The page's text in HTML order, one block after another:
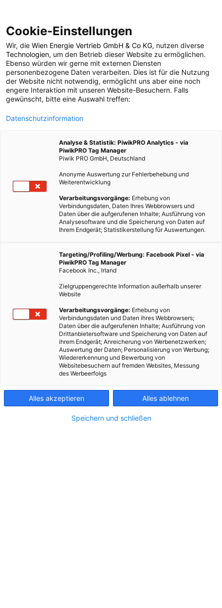
POSTS BY TAG
U3 Ottakring
1 BEITRAG
Cookie-Einstellungen
Wir, die Wien Energie Vertrieb GmbH & Co KG, nutzen diverse
Technologien, um den Betrieb dieser Website zu ermöglichen.
Ebenso würden wir gerne mit externen Diensten
personenbezogene Daten verarbeiten. Dies ist für die Nutzung
der Website nicht notwendig, ermöglicht uns aber eine noch
engere Interaktion mit unseren Website-Besuchern. Falls
gewünscht, bitte eine Auswahl treffen:
Datenschutzinformation
Analyse & Statistik: PiwikPRO Analytics - via
PiwikPRO Tag Manager
Piwik PRO GmbH, Deutschland
Anonyme Auswertung zur Fehlerbehebung und
Weiterentwicklung
Verarbeitungsvorgänge: Erhebung von
Verbindungsdaten, Daten Ihres Webbrowsers und
Daten über die aufgerufenen Inhalte; Ausführung von
Analysesoftware und die Speicherung von Daten auf
Ihrem Endgerät; Statistikerstellung für Auswertungen.
Targeting/Profiling/Werbung: Facebook Pixel - via
PiwikPRO Tag Manager
Facebook Inc., Irland
Zielgruppengerechte Information außerhalb unserer
Website
Verarbeitungsvorgänge: Erhebung von
Verbindungsdaten und Daten ihres Webbrowsers;
Daten über die aufgerufenen Inhalte; Ausführung von
Drittanbietersoftware und Speicherung von Daten auf
ihrem Endgerät; Anreicherung von Werbenetzwerken;
Auswertung der Daten; Personalisierung von Werbung;
Wiedererkennung und Bewerbung von
Websitebesuchern auf fremden Websites, Messung
des Werbeerfolgs
Alles akzeptieren Alles ablehnen
Speichern und schließen